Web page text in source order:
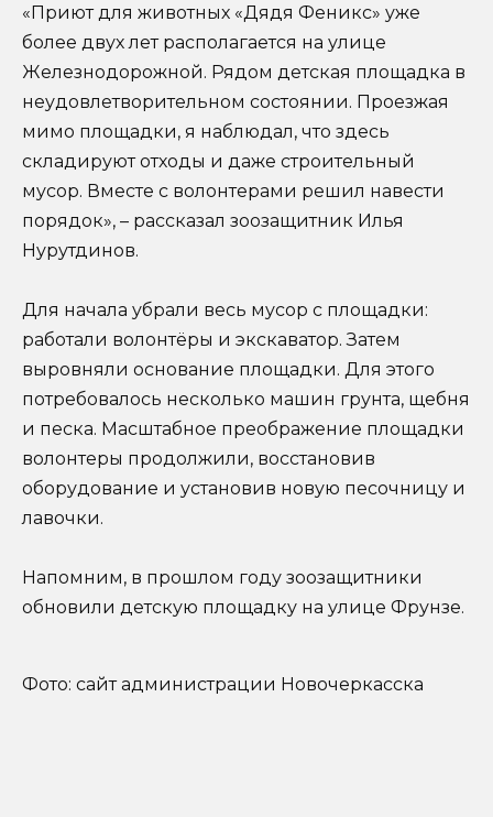
«Приют для животных «Дядя Феникс» уже
более двух лет располагается на улице
Железнодорожной. Рядом детская площадка в
неудовлетворительном состоянии. Проезжая
мимо площадки, я наблюдал, что здесь
складируют отходы и даже строительный
мусор. Вместе с волонтерами решил навести
порядок», – рассказал зоозащитник Илья
Нурутдинов.
Для начала убрали весь мусор с площадки:
работали волонтёры и экскаватор. Затем
выровняли основание площадки. Для этого
потребовалось несколько машин грунта, щебня
и песка. Масштабное преображение площадки
волонтеры продолжили, восстановив
оборудование и установив новую песочницу и
лавочки.
Напомним, в прошлом году зоозащитники
обновили детскую площадку на улице Фрунзе.
Фото: сайт администрации Новочеркасска